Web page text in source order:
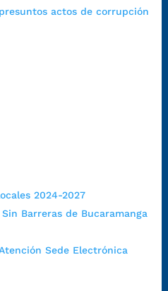
actos de corrupción
2024-2027
Barreras de Bucaramanga
Sede Electrónica
gobierno-ciudadanos-
interno-disciplinario/
de Datos Personales